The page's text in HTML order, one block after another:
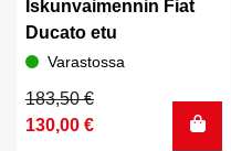
Iskunvaimennin Fiat
Ducato etu
Varastossa
183,50€
Alkuperäinen
hinta
130,00 €
Nykyinen
hinta